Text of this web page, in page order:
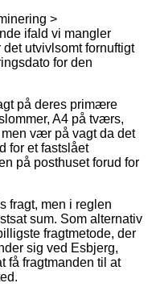
>
ifald vi mangler
utvivlsomt fornuftigt
for den
på deres primære
A4 på tværs,
vær på vagt da det
for et fastslået
på posthuset forud for
fragt, men i reglen
sum. Som alternativ
fragtmetode, der
sig ved Esbjerg,
få fragtmanden til at